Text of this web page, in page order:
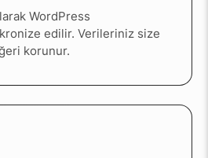
WordPress
edilir. Verileriniz size
korunur.